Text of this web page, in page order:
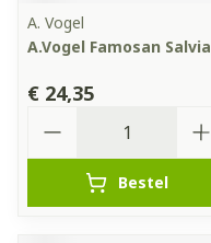
A. Vogel
A.Vogel Famosan Salvia
€ 24,35
Bestel